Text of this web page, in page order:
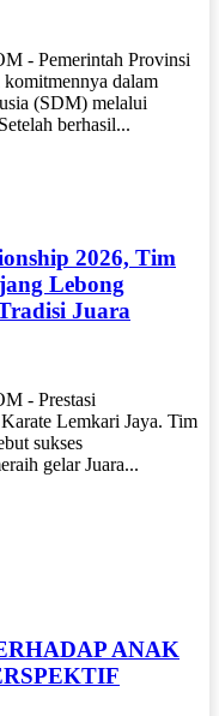
- Pemerintah Provinsi
dalam
(SDM) melalui
berhasil...
2026, Tim
Lebong
Juara
- Prestasi
Lemkari Jaya. Tim
sukses
gelar Juara...
ANAK